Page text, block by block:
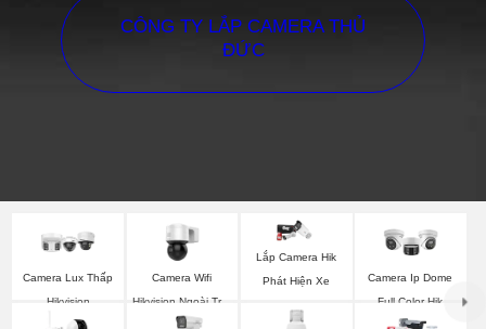
CÔNG TY LẮP CAMERA THỦ
ĐỨC
Camera Lux Thấp
Hikvision
Camera Wifi
Hikvision Ngoài Trời
360
Lắp Camera Hik
Phát Hiện Xe
Camera Ip Dome
Full Color Hik